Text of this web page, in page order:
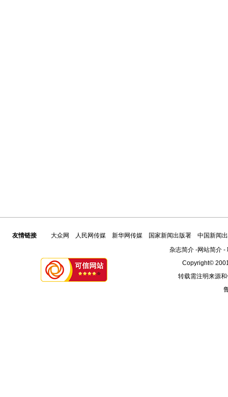
友情链接 大众网 人民网传媒 新华网传媒 国家新闻出版署
中国新闻
杂志简介-网站简介-
Copyright©
转载需注明来源